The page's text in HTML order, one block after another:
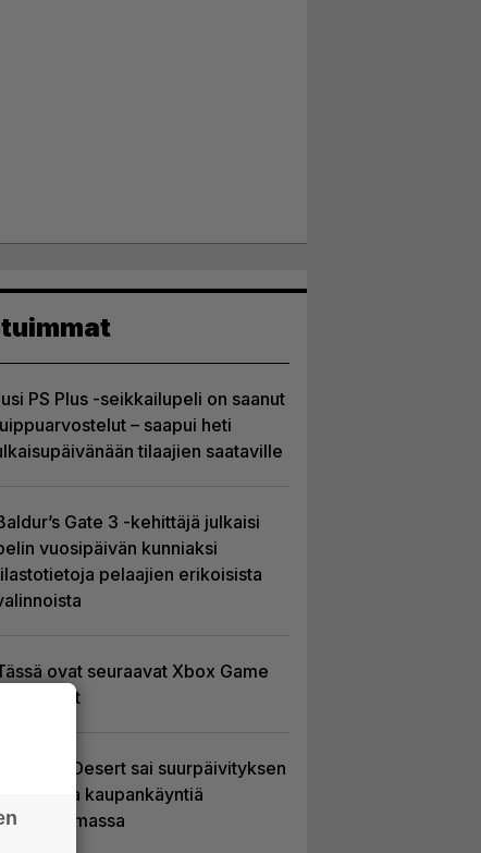
PS Plus -seikkailupeli on saanut
– saapui heti
tilaajien saataville
Gate 3 -kehittäjä julkaisi
vuosipäivän kunniaksi
pelaajien erikoisista
ovat seuraavat Xbox Game
Pass -pelit
Crimson Desert sai suurpäivityksen
– uudistaa kaupankäyntiä